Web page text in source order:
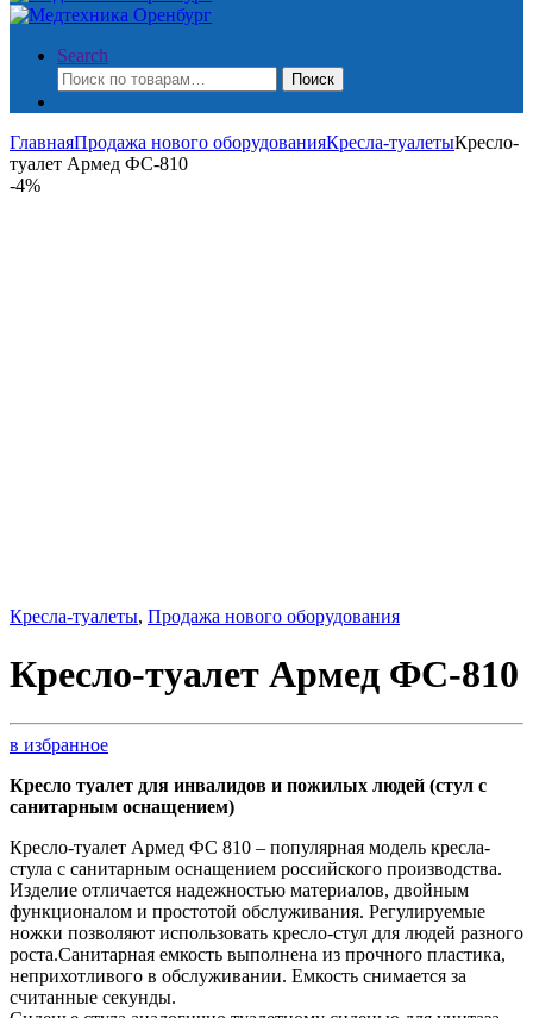
Search
Искать:
Поиск
ГлавнаяПродажа нового оборудованияКресла-туалетыКресло-
туалет Армед ФС-810
-4%
Кресла-туалеты, Продажа нового оборудования
Кресло-туалет Армед ФС-810
в избранное
Кресло туалет для инвалидов и пожилых людей (стул с
санитарным оснащением)
Кресло-туалет Армед ФС 810 – популярная модель кресла-
стула с санитарным оснащением российского производства.
Изделие отличается надежностью материалов, двойным
функционалом и простотой обслуживания. Регулируемые
ножки позволяют использовать кресло-стул для людей разного
роста.Санитарная емкость выполнена из прочного пластика,
неприхотливого в обслуживании. Емкость снимается за
считанные секунды.